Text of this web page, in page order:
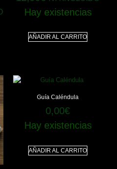
Hay existencias
AÑADIR AL CARRITO
Guía Caléndula
0,00€
Hay existencias
AÑADIR AL CARRITO